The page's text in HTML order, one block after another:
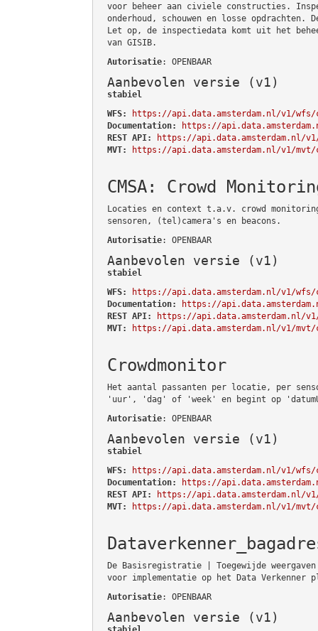
voor beheer aan civiele constructies.
onderhoud, schouwen en losse opdrachten.
Let op, de inspectiedata komt uit het
van GISIB.
Autorisatie: OPENBAAR
Aanbevolen versie (v1)
stabiel
WFS:
https://api.data.amsterdam.nl/v1/
Documentation:
https://
REST API:
https://api.data.amsterdam.nl/
MVT:
https://api.data.amsterdam.nl/v1/
CMSA: Crowd
Locaties en context t.a.v. crowd
sensoren, (tel)camera's en beacons.
Autorisatie: OPENBAAR
Aanbevolen versie (v1)
stabiel
WFS:
https://api.data.amsterdam.nl/v1/wfs/
Documentation:
https://
REST API:
https://api.data.amsterdam.nl/v1/
MVT:
https://api.data.amsterdam.nl/v1/mvt/
Crowdmonitor
Het aantal passanten per locatie, per
'uur', 'dag' of 'week' en begint op
Autorisatie: OPENBAAR
Aanbevolen versie (v1)
stabiel
WFS:
https://api.data.amsterdam.nl/v1/wfs/
Documentation:
https://
REST API:
https://api.data.amsterdam.nl/
MVT:
https://api.data.amsterdam.nl/v1/mvt/
De Basisregistratie | Toegewijde
voor implementatie op het Data Verkenner
Autorisatie: OPENBAAR
Aanbevolen versie (v1)